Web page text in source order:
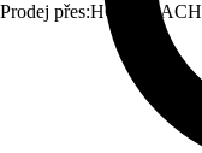
Prodej přes:HORNBACH